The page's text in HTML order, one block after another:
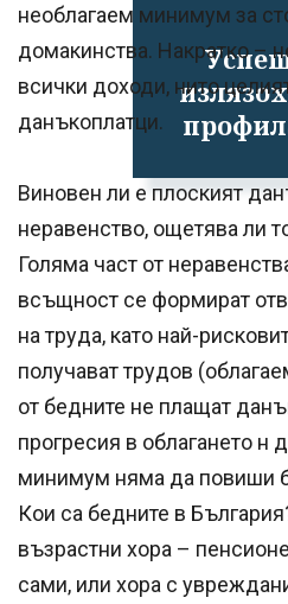
необлагаем минимум за
домакинства. Накратко –
всички доходи, нито
данъкоплатци.
Виновен ли е плоският
неравенство, ощетява ли
Голяма част от
всъщност се формират
на труда, като най-
получават трудов
от бедните не плащат
прогресия в облагането н
минимум няма да повиши
Кои са бедните в
възрастни хора –
сами, или хора с